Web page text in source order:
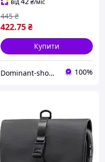
від ₴/міс
422.75₴
445 ₴
Купити
Dominant-shop.com.ua 100%